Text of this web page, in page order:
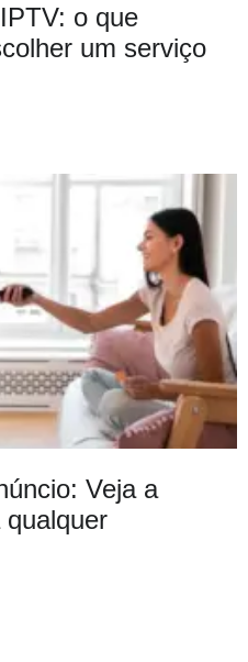
o que
um serviço
Veja a